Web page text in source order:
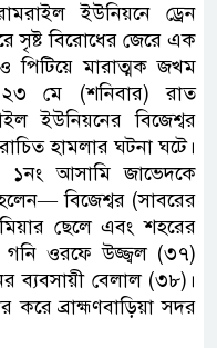
ইউনিয়নে ড্রেন
সৃষ্ট বিরোধের জেরে এক
পিটিয়ে মারাত্মক জখম
মে (শনিবার) রাত
ইউনিয়নের বিজেশ্বর
হামলার ঘটনা ঘটে।
আসামি জাভেদকে
বিজেশ্বর (সাবরের
ছেলে এবং শহরের
গনি ওরফে উজ্জ্বল (৩৭)
ব্যবসায়ী বেলাল (৩৮)।
ব্রাহ্মণবাড়িয়া সদর